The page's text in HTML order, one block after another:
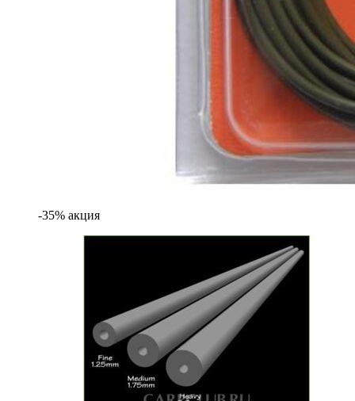
-35% акция